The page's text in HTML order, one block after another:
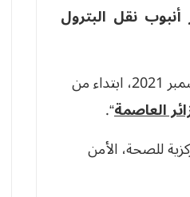
نقل البترول
وحسب بيان للشركة “سيتم إجراء تمرين محاكاة لحادث صناعي، يوم الأربعاء 22 ديسمبر 2021، ابتداء من
العاصمة“.
للصحة، الأمن